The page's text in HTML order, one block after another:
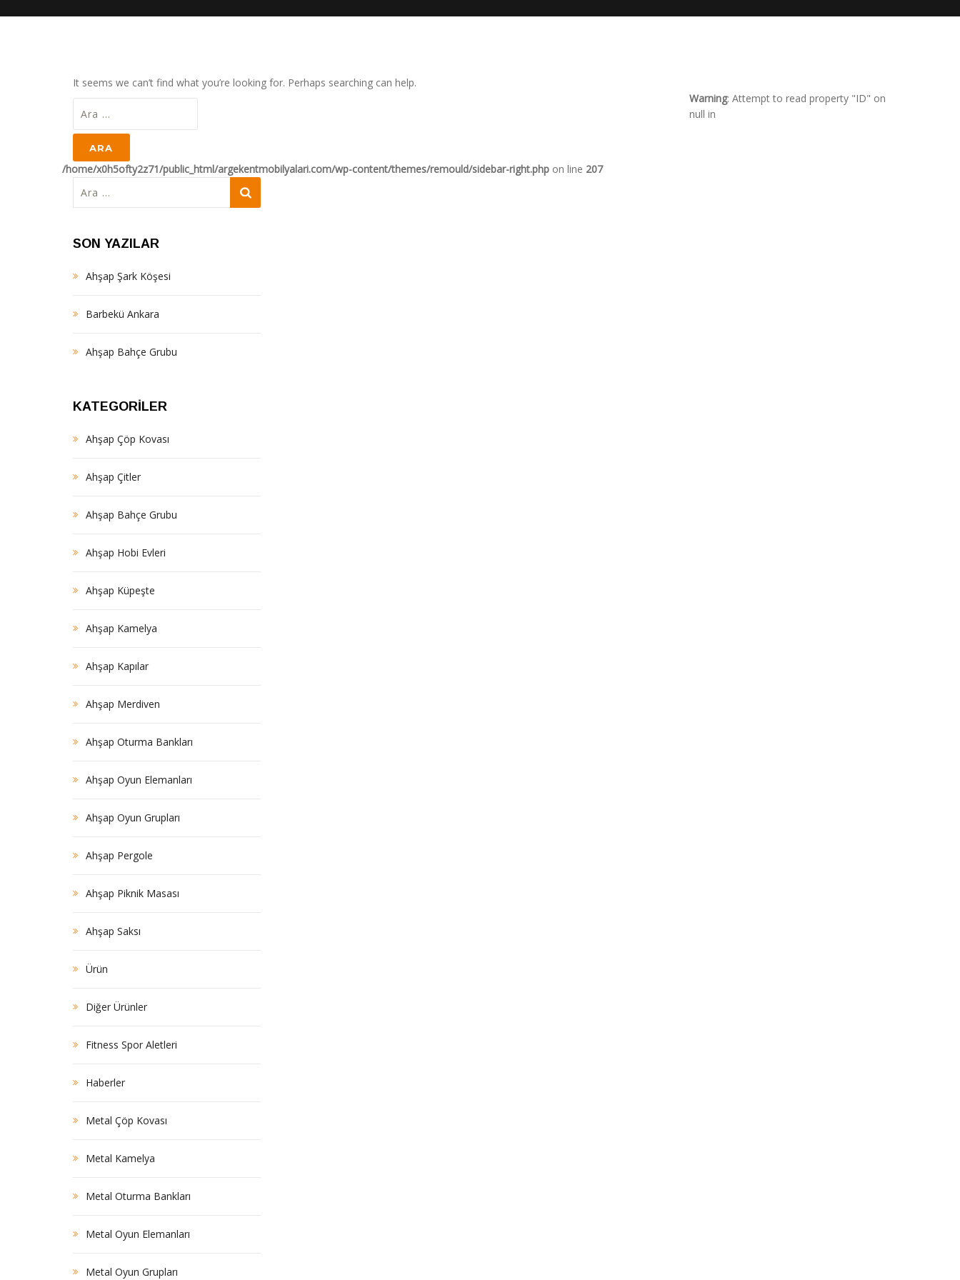
It seems we can’t find what you’re looking for. Perhaps searching can help.
Warning: Attempt to read property "ID" on
null in
/home/x0h5ofty2z71/public_html/argekentmobilyalari.com/wp-content/themes/remould/sidebar-right.php on line 207
SON YAZILAR
Ahşap Şark Köşesi
Barbekü Ankara
Ahşap Bahçe Grubu
KATEGORILER
Ahşap Çöp Kovası
Ahşap Çitler
Ahşap Bahçe Grubu
Ahşap Hobi Evleri
Ahşap Küpeşte
Ahşap Kamelya
Ahşap Kapılar
Ahşap Merdiven
Ahşap Oturma Bankları
Ahşap Oyun Elemanları
Ahşap Oyun Grupları
Ahşap Pergole
Ahşap Piknik Masası
Ahşap Saksı
Ürün
Diğer Ürünler
Fitness Spor Aletleri
Haberler
Metal Çöp Kovası
Metal Kamelya
Metal Oturma Bankları
Metal Oyun Elemanları
Metal Oyun Grupları